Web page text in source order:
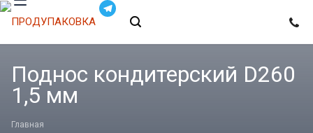
Поднос кондитерский D260
1,5 мм
Главная